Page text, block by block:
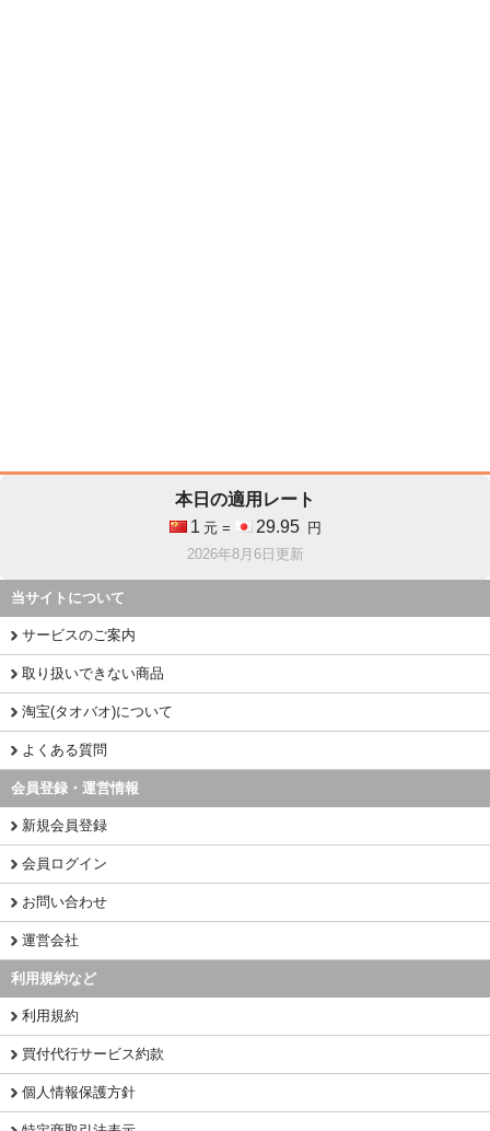
本日の適用レート
1 元 = 29.95
円
2026年8月6日更新
当サイトについて
サービスのご案内
取り扱いできない商品
淘宝(タオバオ)について
よくある質問
会員登録・運営情報
新規会員登録
会員ログイン
お問い合わせ
運営会社
利用規約など
利用規約
買付代行サービス約款
個人情報保護方針